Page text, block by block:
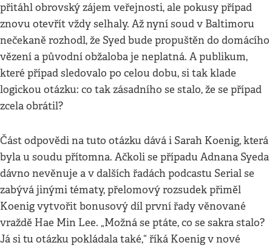
přitáhl obrovský zájem veřejnosti, ale pokusy případ
znovu otevřít vždy selhaly. Až nyní soud v Baltimoru
nečekaně rozhodl, že Syed bude propuštěn do domácího
vězení a původní obžaloba je neplatná. A publikum,
které případ sledovalo po celou dobu, si tak klade
logickou otázku: co tak zásadního se stalo, že se případ
zcela obrátil?
Část odpovědi na tuto otázku dává i Sarah Koenig, která
byla u soudu přítomna. Ačkoli se případu Adnana Syeda
dávno nevěnuje a v dalších řadách podcastu Serial se
zabývá jinými tématy, přelomový rozsudek přiměl
Koenig vytvořit bonusový díl první řady věnované
vraždě Hae Min Lee. „Možná se ptáte, co se sakra stalo?
Já si tu otázku pokládala také,“ říká Koenig v nové